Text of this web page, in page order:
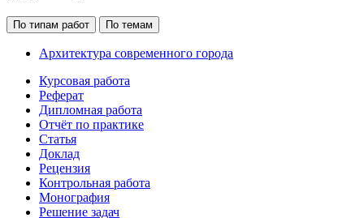
По типам работ По темам
Архитектура современного города
Курсовая работа
Реферат
Дипломная работа
Отчёт по практике
Статья
Доклад
Рецензия
Контрольная работа
Монография
Решение задач